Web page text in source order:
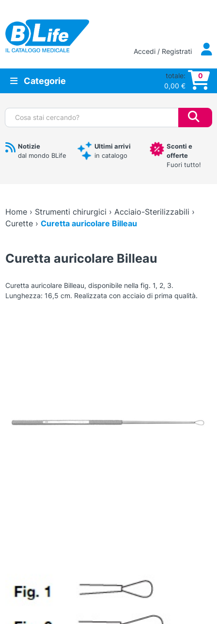
Vai al contenuto principale
Accedi / Registrati
Categorie
totale:
0,00 €
0
Cerca:
Notizie
dal mondo BLife
Ultimi arrivi
in catalogo
Sconti e
offerte
Fuori tutto!
Home› Strumenti chirurgici › Acciaio-Sterilizzabili ›
Curette› Curetta auricolare Billeau
Curetta auricolare Billeau
Curetta auricolare Billeau, disponibile nella fig. 1, 2, 3.
Lunghezza: 16,5 cm. Realizzata con acciaio di prima qualità.